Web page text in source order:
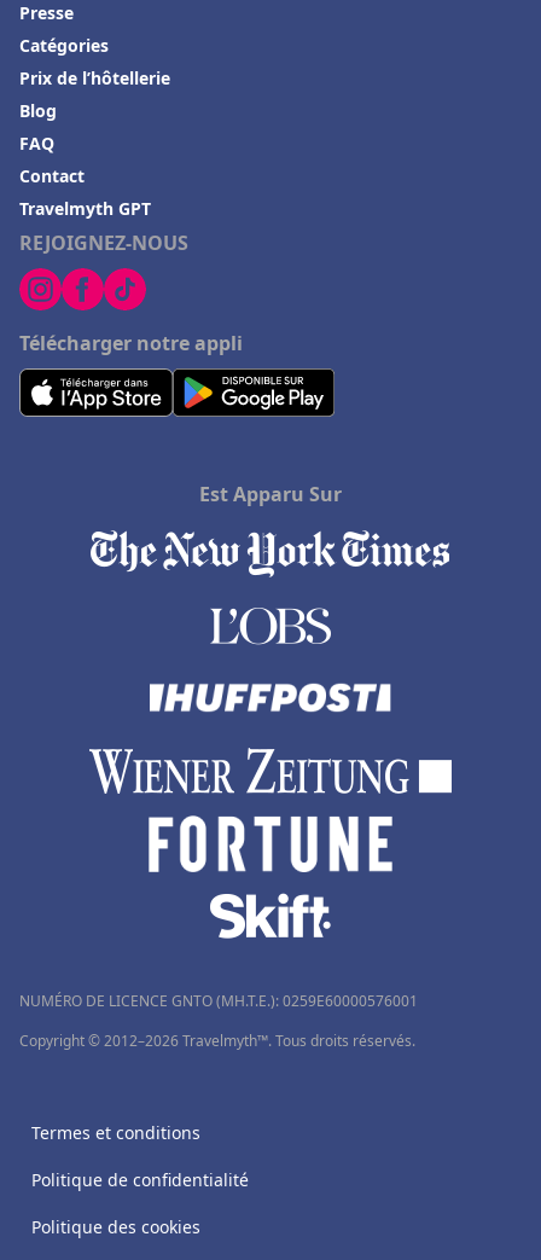
REJOIGNEZ-NOUS
Télécharger notre appli
Presse
Catégories
Prix de l’hôtellerie
Blog
FAQ
Contact
Travelmyth GPT
Est Apparu Sur
NUMÉRO DE LICENCE GNTO (MH.T.E.): 0259Ε60000576001
Copyright © 2012–2026 Travelmyth™. Tous droits réservés.
Termes et conditions
Politique de confidentialité
Politique des cookies